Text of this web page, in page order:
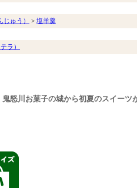
ゅう） > 塩羊羹
ラ）
怒川お菓子の城から初夏のスイーツ